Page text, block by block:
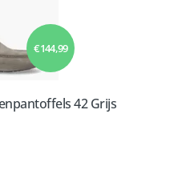
€ 144,99
42 Grijs